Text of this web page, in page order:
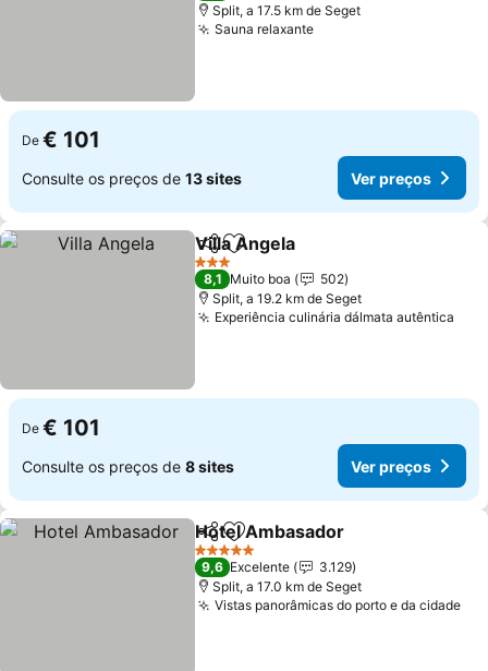
Split, a 17.5 km de Seget
Sauna relaxanteVer preços
De € 101
Consulte os preços de 13 sites Ver preços
PartilharAdicionar aos favoritos
Villa Angela
3 Estrelas
8,1 Muito boa
502
Split, a 19.2 km de Seget
Experiência culinária dálmata autêntica
De € 101
Consulte os preços de 8 sites Ver preços
PartilharAdicionar aos favoritos
Hotel Ambasador
5 Estrelas
9,6 Excelente
3.129
Split, a 17.0 km de Seget
Vistas panorâmicas do porto e da cidade